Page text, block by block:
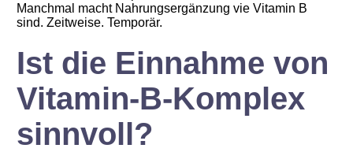
Manchmal macht Nahrungsergänzung vie Vitamin B
sind. Zeitweise. Temporär.
Ist die Einnahme von
Vitamin-B-Komplex
sinnvoll?